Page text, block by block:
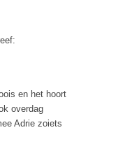
en het hoort
overdag
Adrie zoiets